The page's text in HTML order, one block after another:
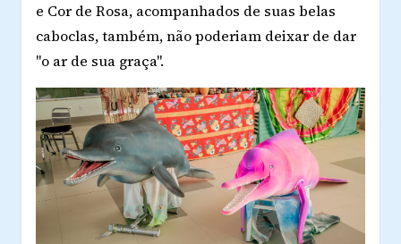
e Cor de Rosa, acompanhados de suas belas
caboclas, também, não poderiam deixar de dar
"o ar de sua graça".